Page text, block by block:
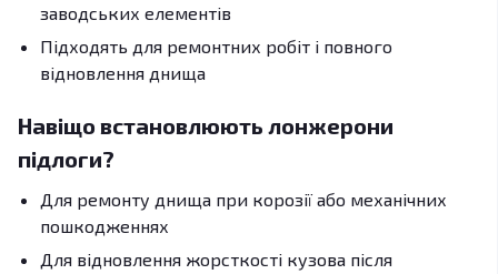
заводських елементів
Підходять для ремонтних робіт і повного
відновлення днища
Навіщо встановлюють лонжерони
підлоги?
Для ремонту днища при корозії або механічних
пошкодженнях
Для відновлення жорсткості кузова після